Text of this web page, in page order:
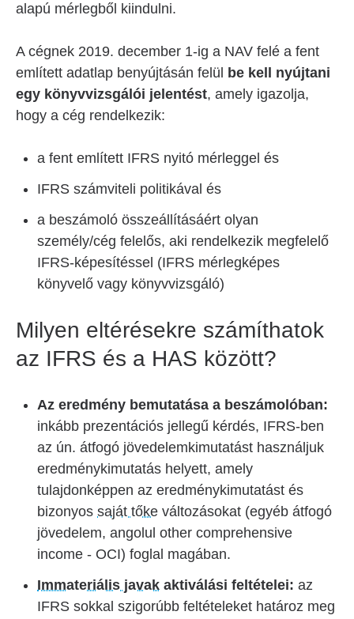
alapú mérlegből kiindulni.
A cégnek 2019. december 1-ig a NAV felé a fent
említett adatlap benyújtásán felül
be kell nyújtani
egy könyvvizsgálói jelentést, amely igazolja,
hogy a cég rendelkezik:
a fent említett IFRS nyitó mérleggel és
IFRS számviteli politikával és
a beszámoló összeállításáért olyan
személy/cég felelős, aki rendelkezik megfelelő
IFRS-képesítéssel (IFRS mérlegképes
könyvelő vagy könyvvizsgáló)
Milyen eltérésekre számíthatok
az IFRS és a HAS között?
Az eredmény bemutatása a beszámolóban:
inkább prezentációs jellegű kérdés, IFRS-ben
az ún. átfogó jövedelemkimutatást használjuk
eredménykimutatás helyett, amely
tulajdonképpen az eredménykimutatást és
bizonyos saját tőke változásokat (egyéb átfogó
jövedelem, angolul other comprehensive
income - OCI) foglal magában.
Immateriális javak aktiválási feltételei: az
IFRS sokkal szigorúbb feltételeket határoz meg